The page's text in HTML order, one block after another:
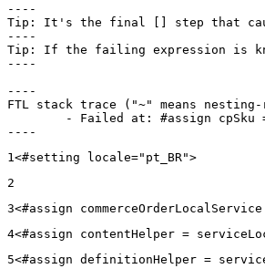
----
Tip: It's the final [] step that
----
Tip: If the failing expression is
----
----
FTL stack trace ("~" means
----
1 <#setting locale="pt_BR">
2
3<#assign
4<#assign contentHelper =
5<#assign definitionHelper =